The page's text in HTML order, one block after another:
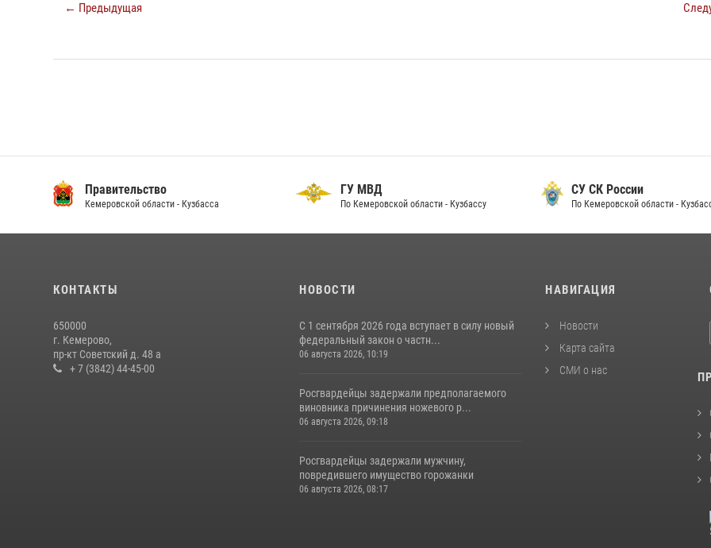
← Предыдущая
Правительство
Кемеровской области - Кузбасса
ГУ МВД
По Кемеровской области - Кузбассу
СУ СК России
По Кемеровской области -
КОНТАКТЫ
650000
г. Кемерово,
пр-кт Советский д. 48 а
+ 7 (3842) 44-45-00
НОВОСТИ
С 1 сентября 2026 года вступает в силу новый
федеральный закон о частн...
06 августа 2026, 10:19
Росгвардейцы задержали предполагаемого
виновника причинения ножевого р...
06 августа 2026, 09:18
Росгвардейцы задержали мужчину,
повредившего имущество горожанки
06 августа 2026, 08:17
НАВИГАЦИЯ
Новости
Карта сайта
СМИ о нас